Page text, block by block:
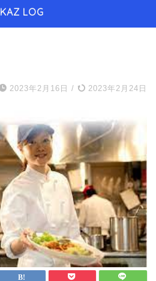
KAZ LOG
2023年2月16日 / 2023年2月24日